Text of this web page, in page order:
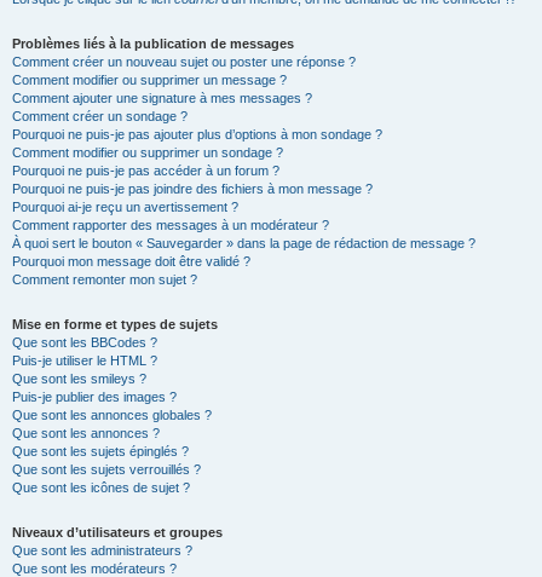
Problèmes liés à la publication de messages
Comment créer un nouveau sujet ou poster une réponse ?
Comment modifier ou supprimer un message ?
Comment ajouter une signature à mes messages ?
Comment créer un sondage ?
Pourquoi ne puis-je pas ajouter plus d’options à mon sondage ?
Comment modifier ou supprimer un sondage ?
Pourquoi ne puis-je pas accéder à un forum ?
Pourquoi ne puis-je pas joindre des fichiers à mon message ?
Pourquoi ai-je reçu un avertissement ?
Comment rapporter des messages à un modérateur ?
À quoi sert le bouton « Sauvegarder » dans la page de rédaction de message ?
Pourquoi mon message doit être validé ?
Comment remonter mon sujet ?
Mise en forme et types de sujets
Que sont les BBCodes ?
Puis-je utiliser le HTML ?
Que sont les smileys ?
Puis-je publier des images ?
Que sont les annonces globales ?
Que sont les annonces ?
Que sont les sujets épinglés ?
Que sont les sujets verrouillés ?
Que sont les icônes de sujet ?
Niveaux d’utilisateurs et groupes
Que sont les administrateurs ?
Que sont les modérateurs ?